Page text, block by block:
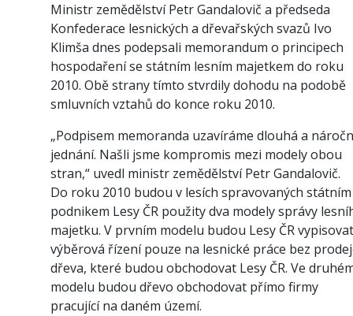
Ministr zemědělství Petr Gandalovič a předseda
Konfederace lesnických a dřevařských svazů Ivo
Klimša dnes podepsali memorandum o principech
hospodaření se státním lesním majetkem do roku
2010. Obě strany tímto stvrdily dohodu na podobě
smluvních vztahů do konce roku 2010.
„Podpisem memoranda uzavíráme dlouhá a
jednání. Našli jsme kompromis mezi modely obou
stran,“ uvedl ministr zemědělství Petr Gandalovič.
Do roku 2010 budou v lesích spravovaných státním
podnikem Lesy ČR použity dva modely správy
majetku. V prvním modelu budou Lesy ČR vypisovat
výběrová řízení pouze na lesnické práce bez
dřeva, které budou obchodovat Lesy ČR. Ve
modelu budou dřevo obchodovat přímo firmy
pracující na daném území.